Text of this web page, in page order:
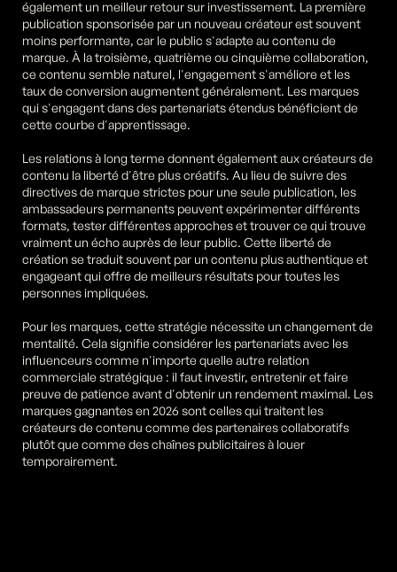
également un meilleur retour sur investissement. La première
publication sponsorisée par un nouveau créateur est souvent
moins performante, car le public s'adapte au contenu de
marque. À la troisième, quatrième ou cinquième collaboration,
ce contenu semble naturel, l'engagement s'améliore et les
taux de conversion augmentent généralement. Les marques
qui s'engagent dans des partenariats étendus bénéficient de
cette courbe d'apprentissage.
Les relations à long terme donnent également aux créateurs de
contenu la liberté d'être plus créatifs. Au lieu de suivre des
directives de marque strictes pour une seule publication, les
ambassadeurs permanents peuvent expérimenter différents
formats, tester différentes approches et trouver ce qui trouve
vraiment un écho auprès de leur public. Cette liberté de
création se traduit souvent par un contenu plus authentique et
engageant qui offre de meilleurs résultats pour toutes les
personnes impliquées.
Pour les marques, cette stratégie nécessite un changement de
mentalité. Cela signifie considérer les partenariats avec les
influenceurs comme n'importe quelle autre relation
commerciale stratégique : il faut investir, entretenir et faire
preuve de patience avant d'obtenir un rendement maximal. Les
marques gagnantes en 2026 sont celles qui traitent les
créateurs de contenu comme des partenaires collaboratifs
plutôt que comme des chaînes publicitaires à louer
temporairement.